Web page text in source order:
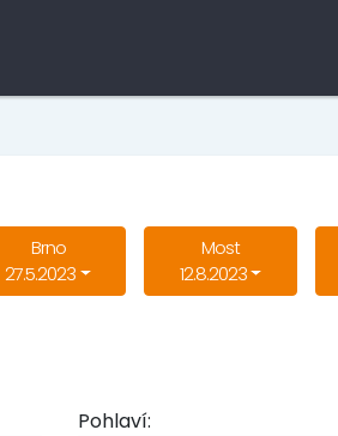
Brno
27.5.2023
Most
12.8.2023
Pohlaví: